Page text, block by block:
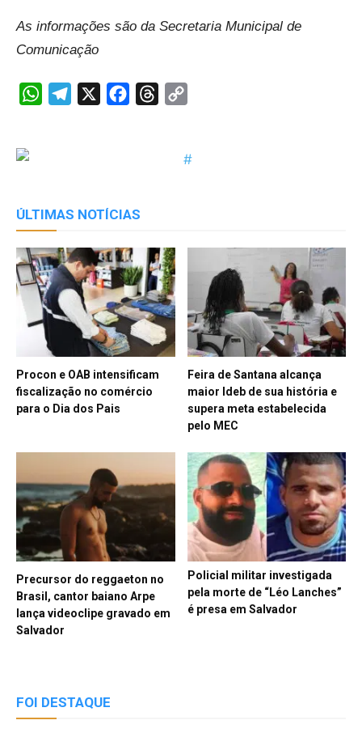
As informações são da Secretaria Municipal de
Comunicação
WhatsAppTelegram FacebookThreads
ÚLTIMAS NOTÍCIAS
Procon e OAB intensificam
fiscalização no comércio
para o Dia dos Pais
Feira de Santana alcança
maior Ideb de sua história e
supera meta estabelecida
pelo MEC
Precursor do reggaeton no
Brasil, cantor baiano Arpe
lança videoclipe gravado em
Salvador
Policial militar investigada
pela morte de “Léo Lanches”
é presa em Salvador
FOI DESTAQUE